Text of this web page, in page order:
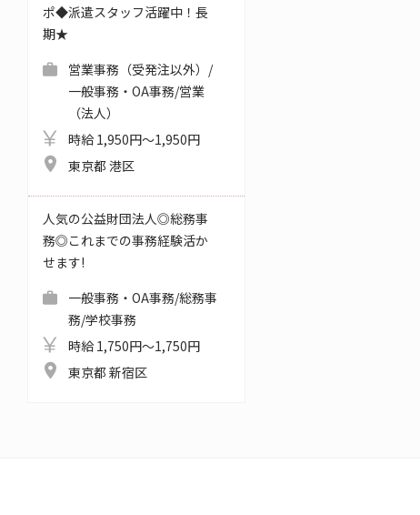
ポ◆派遣スタッフ活躍中！長
期★
営業事務（受発注以外）/
一般事務・OA事務/営業
（法人）
時給 1,950円～1,950円
東京都 港区
人気の公益財団法人◎総務事
務◎これまでの事務経験活か
せます!
一般事務・OA事務/総務事
務/学校事務
時給 1,750円～1,750円
東京都 新宿区